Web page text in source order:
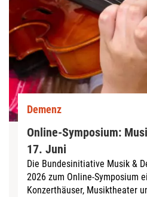
Demenz
Online-Symposium:
17. Juni
Die Bundesinitiative Musik &
2026 zum Online-Symposium
Konzerthäuser, Musiktheater